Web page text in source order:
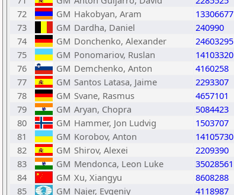
72
GM Hakobyan, Aram 13306677
73
GM Dardha, Daniel 240990
74
GM Donchenko, Alexander 24603295
75
GM Ponomariov, Ruslan 14103320
76
GM Demchenko, Anton 4160258
77
GM Santos Latasa, Jaime 2293307
78
GM Svane, Rasmus 4657101
79
GM Aryan, Chopra 5084423
80
GM Hammer, Jon Ludvig 1503707
81
GM Korobov, Anton 14105730
82
GM Shirov, Alexei 2209390
83
GM Mendonca, Leon Luke 35028561
84
GM Xu, Xiangyu 8608288
85
GM Najer, Evgeniy 4118987